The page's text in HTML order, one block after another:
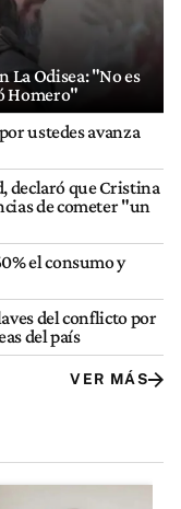
La Odisea: "No es
Homero"
ustedes avanza
declaró que Cristina
de cometer "un
el consumo y
del conflicto por
del país
VER MÁS
comentarios en los
nombró al ideólogo
de tendencia con